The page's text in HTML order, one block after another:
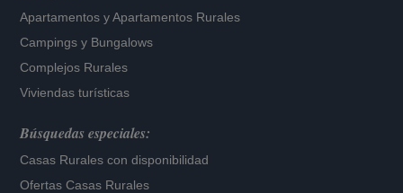
Apartamentos yApartamentos Rurales
Campings y Bungalows
Complejos Rurales
Viviendas turísticas
Búsquedas especiales:
Casas Rurales con disponibilidad
Ofertas Casas Rurales